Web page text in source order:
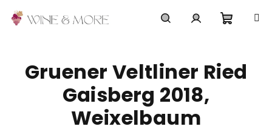
košík
Gruener Veltliner Ried
Gaisberg 2018,
Weixelbaum